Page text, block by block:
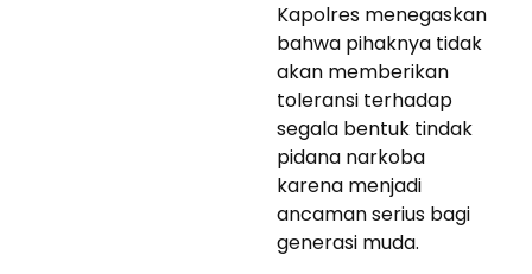
Kapolres menegaskan
bahwa pihaknya tidak
akan memberikan
toleransi terhadap
segala bentuk tindak
pidana narkoba
karena menjadi
ancaman serius bagi
generasi muda.